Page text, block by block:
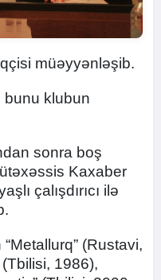
müəyyənləşib.
bunu klubun
sonra boş
Kaxaber
çalışdırıcı ilə
(Rustavi,
1986),